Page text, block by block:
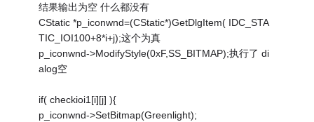
结果输出为空 什么都没有
CStatic *p_iconwnd=(CStatic*)GetDlgItem( IDC_STA
TIC_IOI100+8*i+j);这个为真
p_iconwnd->ModifyStyle(0xF,SS_BITMAP);执行了 di
alog空
if( checkioi1[i][j] ){
p_iconwnd->SetBitmap(Greenlight);